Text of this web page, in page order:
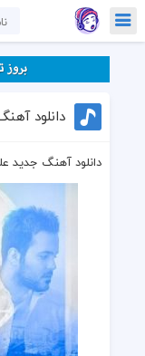
دانلود آهنگ جدید